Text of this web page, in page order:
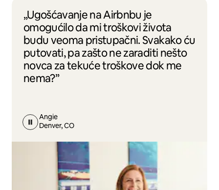
„Ugošćavanje na Airbnbu je
omogućilo da mi troškovi života
budu veoma pristupačni. Svakako ću
putovati, pa zašto ne zaraditi nešto
novca za tekuće troškove dok me
nema?”
Angie
Denver, CO